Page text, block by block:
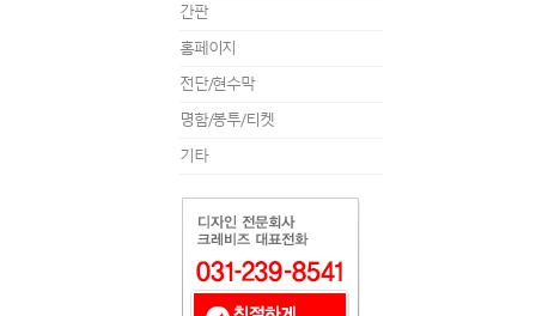
간판
홈페이지
전단/현수막
명함/봉투/티켓
기타